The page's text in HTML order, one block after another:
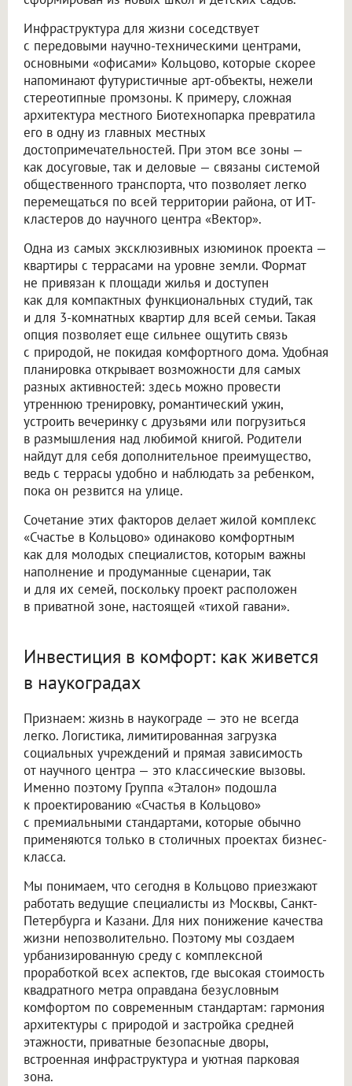
Инфраструктура для жизни соседствует
с передовыми научно-техническими центрами,
основными «офисами» Кольцово, которые скорее
напоминают футуристичные арт-объекты, нежели
стереотипные промзоны. К примеру, сложная
архитектура местного Биотехнопарка превратила
его в одну из главных местных
достопримечательностей. При этом все зоны —
как досуговые, так и деловые — связаны системой
общественного транспорта, что позволяет легко
перемещаться по всей территории района, от ИТ-
кластеров до научного центра «Вектор».
Одна из самых эксклюзивных изюминок проекта —
квартиры с террасами на уровне земли. Формат
не привязан к площади жилья и доступен
как для компактных функциональных студий, так
и для 3-комнатных квартир для всей семьи. Такая
опция позволяет еще сильнее ощутить связь
с природой, не покидая комфортного дома. Удобная
планировка открывает возможности для самых
разных активностей: здесь можно провести
утреннюю тренировку, романтический ужин,
устроить вечеринку с друзьями или погрузиться
в размышления над любимой книгой. Родители
найдут для себя дополнительное преимущество,
ведь с террасы удобно и наблюдать за ребенком,
пока он резвится на улице.
Сочетание этих факторов делает жилой комплекс
«Счастье в Кольцово» одинаково комфортным
как для молодых специалистов, которым важны
наполнение и продуманные сценарии, так
и для их семей, поскольку проект расположен
в приватной зоне, настоящей «тихой гавани».
Инвестиция в комфорт: как живется
в наукоградах
Признаем: жизнь в наукограде — это не всегда
легко. Логистика, лимитированная загрузка
социальных учреждений и прямая зависимость
от научного центра — это классические вызовы.
Именно поэтому Группа «Эталон» подошла
к проектированию «Счастья в Кольцово»
с премиальными стандартами, которые обычно
применяются только в столичных проектах бизнес-
класса.
Мы понимаем, что сегодня в Кольцово приезжают
работать ведущие специалисты из Москвы, Санкт-
Петербурга и Казани. Для них понижение качества
жизни непозволительно. Поэтому мы создаем
урбанизированную среду с комплексной
проработкой всех аспектов, где высокая стоимость
квадратного метра оправдана безусловным
комфортом по современным стандартам: гармония
архитектуры с природой и застройка средней
этажности, приватные безопасные дворы,
встроенная инфраструктура и уютная парковая
зона.